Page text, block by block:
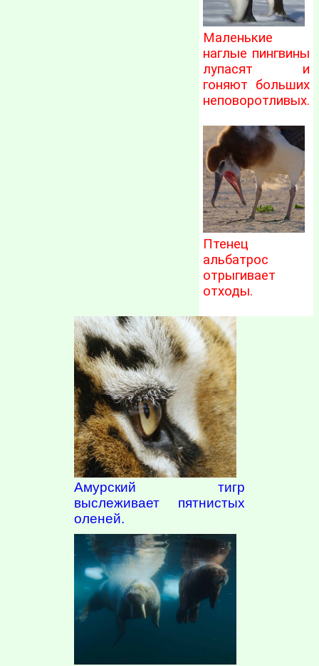
Маленькие
наглые пингвины
лупасят и
гоняют больших
неповоротливых.
Птенец
альбатрос
отрыгивает
отходы.
Амурский тигр
выслеживает пятнистых
оленей.